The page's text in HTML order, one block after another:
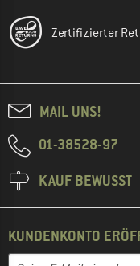
Zertifizierter
MAIL UNS!
01-38528-97
KAUF BEWUSST
KUNDENKONTO
E-Mail-Adresse
Gib hier deine E-Mail-